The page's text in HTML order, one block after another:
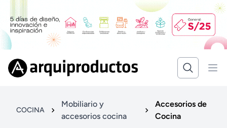
COCINA
Mobiliario y
accesorios cocina
Accesorios de
Cocina